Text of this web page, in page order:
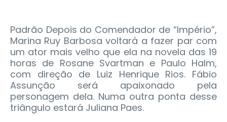
Padrão Depois do Comendador de “Império”,
Marina Ruy Barbosa voltará a fazer par com
um ator mais velho que ela na novela das 19
horas de Rosane Svartman e Paulo Halm,
com direção de Luiz Henrique Rios. Fábio
Assunção será apaixonado pela
personagem dela. Numa outra ponta desse
triângulo estará Juliana Paes.